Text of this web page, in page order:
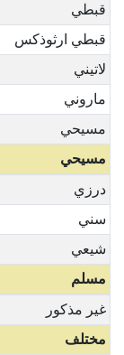
قبطي
قبطي ارثوذكس
لاتيني
ماروني
مسيحي
مسيحي
درزي
سني
شيعي
مسلم
غير مذكور
مختلف